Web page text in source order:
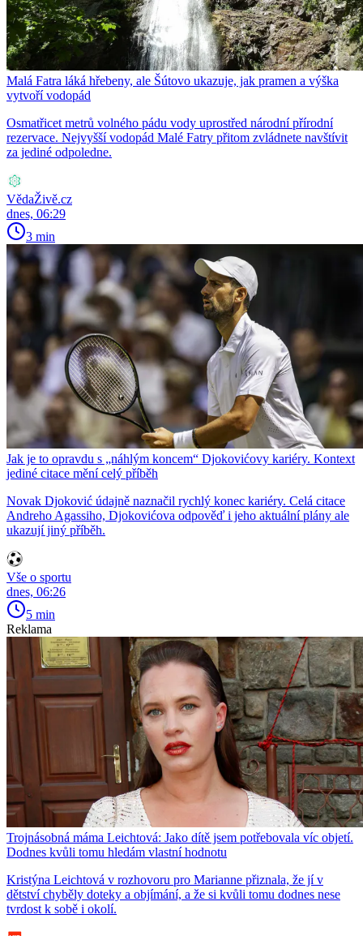
Malá Fatra láká hřebeny, ale Šútovo ukazuje, jak pramen a výška
vytvoří vodopád
Osmatřicet metrů volného pádu vody uprostřed národní přírodní
rezervace. Nejvyšší vodopád Malé Fatry přitom zvládnete navštívit
za jediné odpoledne.
VědaŽivě.cz
dnes, 06:29
3 min
Jak je to opravdu s „náhlým koncem“ Djokovićovy kariéry. Kontext
jediné citace mění celý příběh
Novak Djoković údajně naznačil rychlý konec kariéry. Celá citace
Andreho Agassiho, Djokovićova odpověď i jeho aktuální plány ale
ukazují jiný příběh.
Vše o sportu
dnes, 06:26
5 min
Reklama
Trojnásobná máma Leichtová: Jako dítě jsem potřebovala víc objetí.
Dodnes kvůli tomu hledám vlastní hodnotu
Kristýna Leichtová v rozhovoru pro Marianne přiznala, že jí v
dětství chyběly doteky a objímání, a že si kvůli tomu dodnes nese
tvrdost k sobě i okolí.